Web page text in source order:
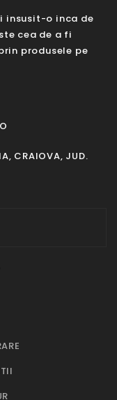
insusit-o inca de
cea de a fi
produsele pe
CRAIOVA, JUD.